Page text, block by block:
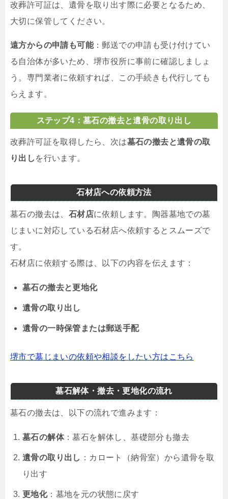
改葬許可証は、遺骨を取り出す際に必要となるため、
大切に保管してください。
遠方からの申請も可能：郵送での申請も受け付けてい
る自治体が多いため、堺市役所に事前に確認しましょ
う。専門業者に依頼すれば、この手続きも代行しても
らえます。
ステップ4：墓石の撤去と遺骨の取り出し
改葬許可証を取得したら、次は墓石の撤去と遺骨の取
り出し を行います。
石材店への依頼方法
墓石の撤去は、 石材店に依頼します。陶器墓地での墓
じまいに対応している石材店へ依頼するとスムーズで
す。
石材店に依頼する際は、以下の内容を伝えます：
墓石の撤去と更地化
遺骨の取り出し
遺骨の一時保管または郵送手配
堺市で墓じまいの依頼や相談をしたい方はこちら
墓石解体・撤去・更地化の流れ
墓石の撤去は、以下の流れで進みます：
墓石の解体：墓石を解体し、基礎部分も撤去
遺骨の取り出し ：カロート（納骨室）から遺骨を取
り出す
更地化：墓地を元の状態に戻す